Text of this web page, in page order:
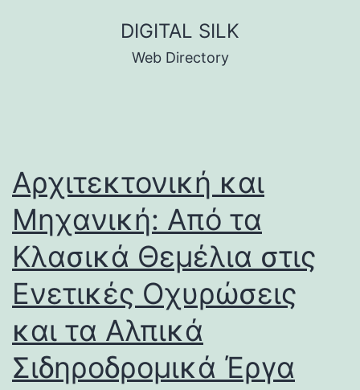
DIGITAL SILK
Web Directory
Αρχιτεκτονική και
Μηχανική: Από τα
Κλασικά Θεμέλια στις
Ενετικές Οχυρώσεις
και τα Αλπικά
Σιδηροδρομικά Έργα